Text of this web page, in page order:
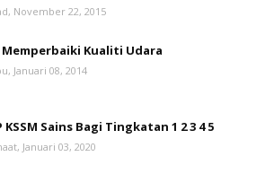
November 22, 2015
Memperbaiki Kualiti Udara
Januari 08, 2014
KSSM Sains Bagi Tingkatan 1 2 3 4 5
Januari 03, 2020